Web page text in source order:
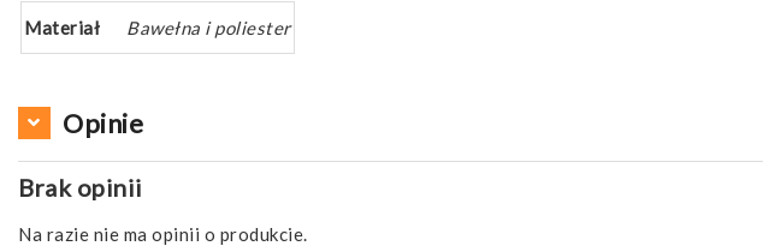
Materiał Bawełna i poliester
Opinie
Brak opinii
Na razie nie ma opinii o produkcie.